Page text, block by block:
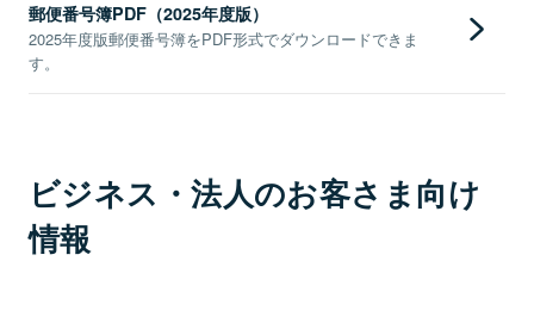
郵便番号簿PDF（2025年度版）
2025年度版郵便番号簿をPDF形式でダウンロードできま
す。
ビジネス・法人のお客さま向け
情報